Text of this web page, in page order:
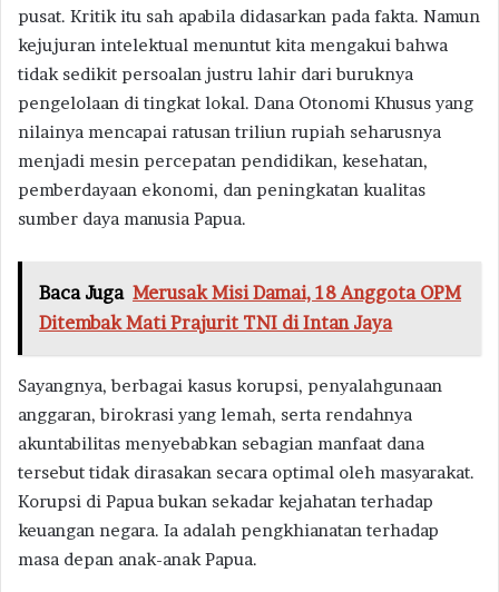
pusat. Kritik itu sah apabila didasarkan pada fakta. Namun
kejujuran intelektual menuntut kita mengakui bahwa
tidak sedikit persoalan justru lahir dari buruknya
pengelolaan di tingkat lokal. Dana Otonomi Khusus yang
nilainya mencapai ratusan triliun rupiah seharusnya
menjadi mesin percepatan pendidikan, kesehatan,
pemberdayaan ekonomi, dan peningkatan kualitas
sumber daya manusia Papua.
Baca Juga Merusak Misi Damai, 18 Anggota OPM
Ditembak Mati Prajurit TNI di Intan Jaya
Sayangnya, berbagai kasus korupsi, penyalahgunaan
anggaran, birokrasi yang lemah, serta rendahnya
akuntabilitas menyebabkan sebagian manfaat dana
tersebut tidak dirasakan secara optimal oleh masyarakat.
Korupsi di Papua bukan sekadar kejahatan terhadap
keuangan negara. Ia adalah pengkhianatan terhadap
masa depan anak-anak Papua.